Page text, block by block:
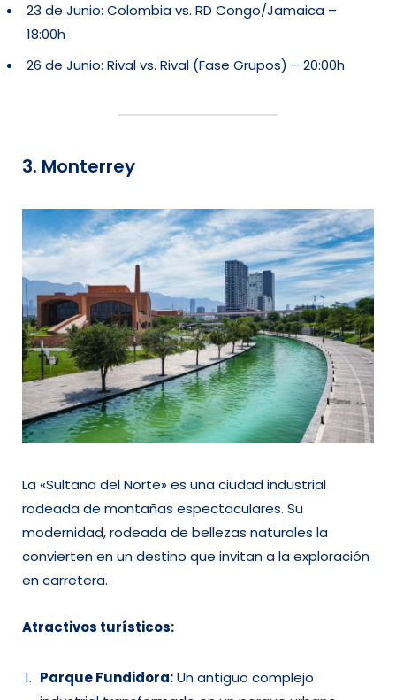
23 de Junio: Colombia vs. RD Congo/Jamaica –
18:00h
26 de Junio: Rival vs. Rival (Fase Grupos) – 20:00h
3. Monterrey
La «Sultana del Norte» es una ciudad industrial
rodeada de montañas espectaculares. Su
modernidad, rodeada de bellezas naturales la
convierten en un destino que invitan a la exploración
en carretera.
Atractivos turísticos:
Parque Fundidora:Un antiguo complejo